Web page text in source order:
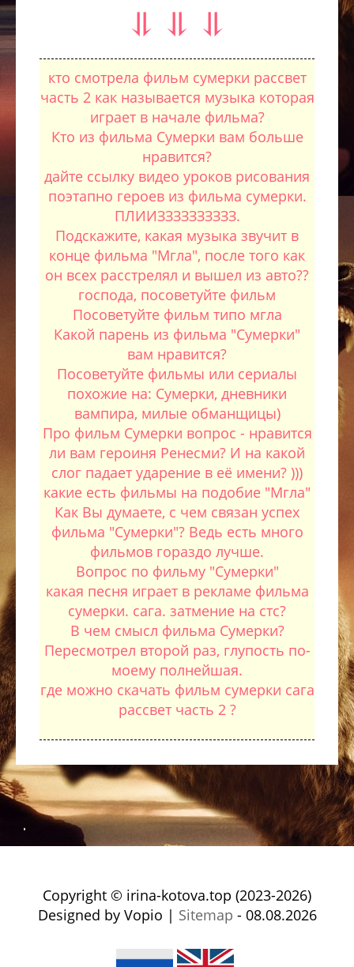
⥥ ⥥ ⥥
кто смотрела фильм сумерки рассвет
часть 2 как называется музыка которая
играет в начале фильма?
Кто из фильма Сумерки вам больше
нравится?
дайте ссылку видео уроков рисования
поэтапно героев из фильма сумерки.
ПЛИИЗЗЗЗЗЗЗЗЗЗ.
Подскажите, какая музыка звучит в
конце фильма "Мгла", после того как
он всех расстрелял и вышел из авто??
господа, посоветуйте фильм
Посоветуйте фильм типо мгла
Какой парень из фильма "Сумерки"
вам нравится?
Посоветуйте фильмы или сериалы
похожие на: Сумерки, дневники
вампира, милые обманщицы)
Про фильм Сумерки вопрос - нравится
ли вам героиня Ренесми? И на какой
слог падает ударение в её имени? )))
какие есть фильмы на подобие "Мгла"
Как Вы думаете, с чем связан успех
фильма "Сумерки"? Ведь есть много
фильмов гораздо лучше.
Вопрос по фильму "Сумерки"
какая песня играет в рекламе фильма
сумерки. сага. затмение на стс?
В чем смысл фильма Сумерки?
Пересмотрел второй раз, глупость по-
моему полнейшая.
где можно скачать фильм сумерки сага
рассвет часть 2 ?
Copyright © irina-kotova.top (2023-2026)
Designed by Vopio | Sitemap - 08.08.2026